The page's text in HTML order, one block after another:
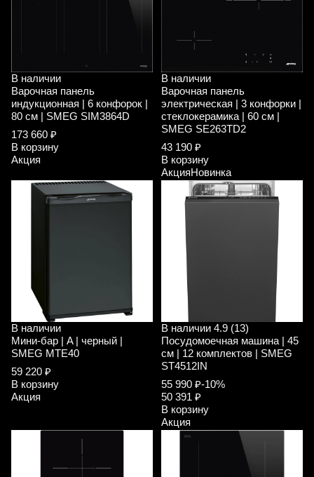
В наличии
Варочная панель
индукционная | 6 конфорок |
80 см | SMEG SIM3864D
173 660 ₽
В корзину
Акция
В наличии
Варочная панель
электрическая | 3 конфорки |
стеклокерамика | 60 см |
SMEG SE263TD2
43 190 ₽
В корзину
АкцияНовинка
В наличии
Мини-бар | A | черный |
SMEG MTE40
59 220 ₽
В корзину
Акция
В наличии 4.9 (13)
Посудомоечная машина | 45
см | 12 комплектов | SMEG
ST4512IN
55 990 ₽-10%
50 391 ₽
В корзину
Акция